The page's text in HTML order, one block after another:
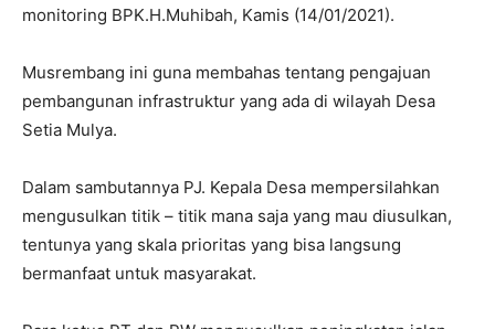
monitoring BPK.H.Muhibah, Kamis (14/01/2021).
Musrembang ini guna membahas tentang pengajuan
pembangunan infrastruktur yang ada di wilayah Desa
Setia Mulya.
Dalam sambutannya PJ. Kepala Desa mempersilahkan
mengusulkan titik – titik mana saja yang mau diusulkan,
tentunya yang skala prioritas yang bisa langsung
bermanfaat untuk masyarakat.